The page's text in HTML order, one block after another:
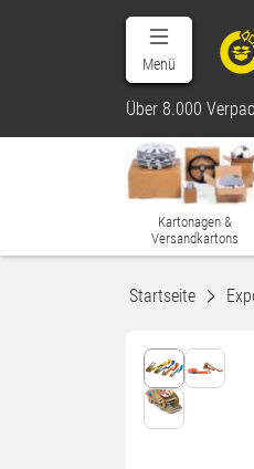
Menü
Über 8.000
Kartonagen &
Versandkartons
Startseite